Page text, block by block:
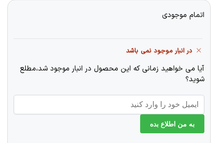
اتمام موجودی
در انبار موجود نمی باشد
آیا می خواهید زمانی که این محصول در انبار موجود شد،مطلع
شوید؟
به من اطلاع بده